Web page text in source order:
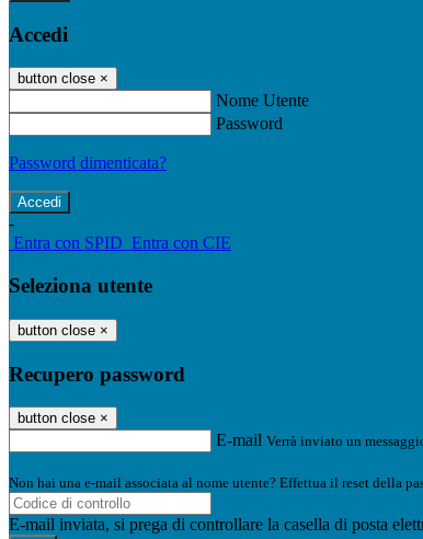
Accedi
button close ×
Nome Utente
Password
Password dimenticata?
-
Entra con SPID Entra con CIE
Seleziona utente
button close ×
Recupero password
button close ×
E-mail Verrà inviato un
Non hai una e-mail associata al nome utente? Effettua il reset della
E-mail inviata, si prega di controllare la casella di posta